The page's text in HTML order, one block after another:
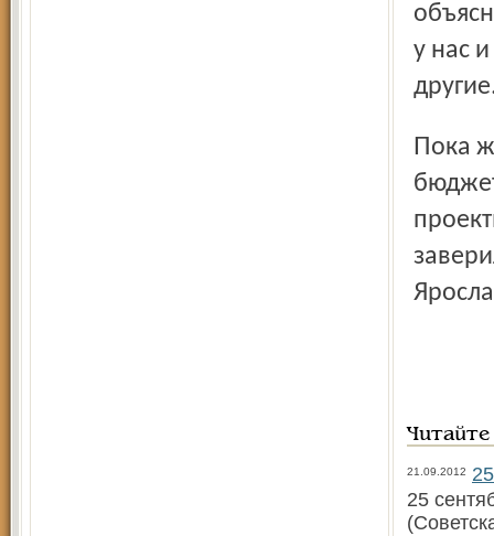
у нас
Пока же по просьбе губернатора депутаты выделили из
21.09.2012
25